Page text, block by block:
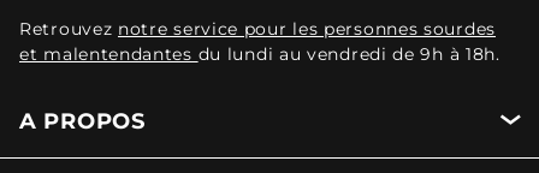
Retrouvez notre service pour les personnes sourdes
et malentendantes du lundi au vendredi de 9h à 18h.
A PROPOS